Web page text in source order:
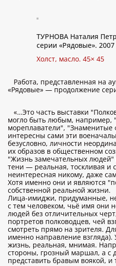
ТУРНОВА Наталия
серии «Рядовые». 2007
Холст, масло. 45× 45
Работа, представленная на
«Рядовые» — продолжение
«…Это часть выставки
могло быть любым, например,
мореплаватели",
интересны сами эти
безусловно, личности
их образов в общественном
"Жизнь замечательных людей"
тени — реальная, тоскливая и
неинтересная никому, даже
Хотя именно они и являются
собственной реальной жизни.
Лица-имиджи, придуманные,
с тем человеком, чьё имя они
людей без отличительных
портретов полководцев, чей
смотреть прямо на зрителя.
именно направление взгляда).
жизнь, реальная, мнимая.
стороны, грозный маршал, а с
представить бравым воякой, и